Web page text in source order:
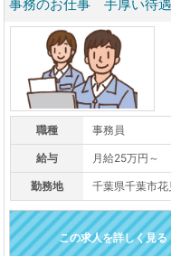
事務のお仕事 手厚い待
職種 事務員
給与 月給25万円～
勤務地 千葉県千葉市花
この求人を詳しく見る